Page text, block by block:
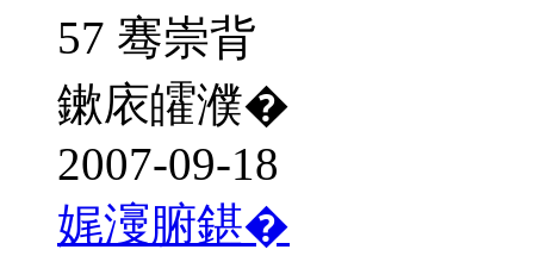
57 骞崇背
鏉庡皬濮�
2007-09-18
娓濅腑鍖�